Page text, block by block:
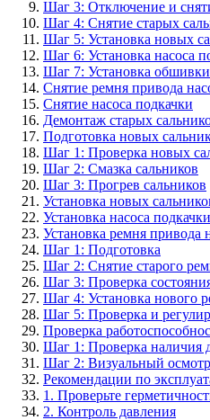
Шаг 3: Отключение и
Шаг 4: Снятие старых
Шаг 5: Установка новых
Шаг 6: Установка насоса
Шаг 7: Установка обшивки
Снятие ремня привода
Снятие насоса подкачки
Демонтаж старых
Подготовка новых
Шаг 1: Проверка новых
Шаг 2: Смазка сальников
Шаг 3: Прогрев сальников
Установка новых
Установка насоса подкачки
Установка ремня привода
Шаг 1: Подготовка
Шаг 2: Снятие старого
Шаг 3: Проверка
Шаг 4: Установка нового
Шаг 5: Проверка и
Проверка
Шаг 1: Проверка наличия
Шаг 2: Визуальный
Рекомендации по
1. Проверьте
2. Контроль давления